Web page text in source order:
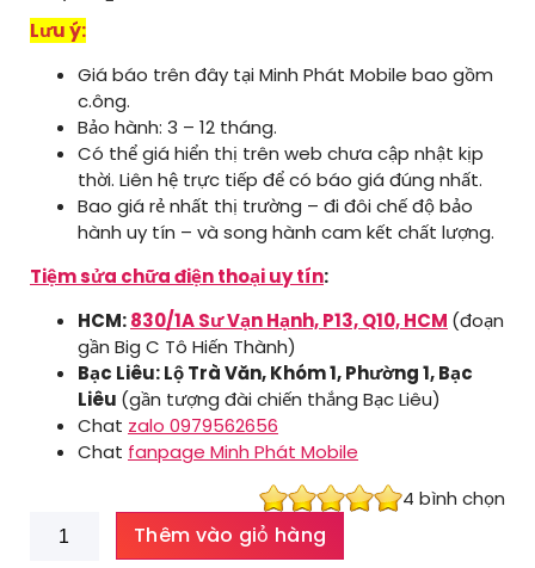
Lưu ý:
Giá báo trên đây tại Minh Phát Mobile bao gồm
c.ông.
Bảo hành: 3 – 12 tháng.
Có thể giá hiển thị trên web chưa cập nhật kịp
thời. Liên hệ trực tiếp để có báo giá đúng nhất.
Bao giá rẻ nhất thị trường – đi đôi chế độ bảo
hành uy tín – và song hành cam kết chất lượng.
Tiệm sửa chữa điện thoại uy tín:
HCM:830/1A Sư Vạn Hạnh, P13, Q10, HCM (đoạn
gần Big C Tô Hiến Thành)
Bạc Liêu: Lộ Trà Văn, Khóm 1, Phường 1, Bạc
Liêu (gần tượng đài chiến thắng Bạc Liêu)
Chat zalo 0979562656
Chat fanpage Minh Phát Mobile
4 bình chọn
Sony
Thêm vào giỏ hàng